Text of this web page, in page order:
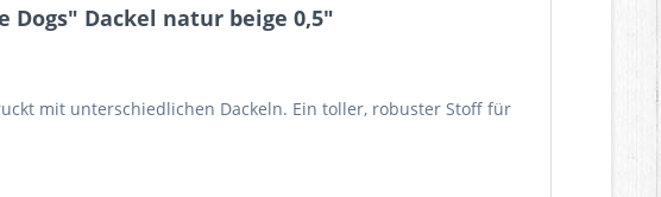
Dackel natur beige 0,5"
mit unterschiedlichen Dackeln. Ein toller, robuster Stoff für